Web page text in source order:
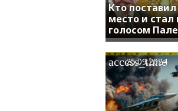
Кто поставил
место и стал
голосом
access_time
25.09.2024